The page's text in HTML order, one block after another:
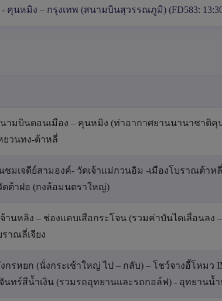
คุนหมิง – กรุงเทพ (สนามบินสุวรรณภูมิ) (FD583: 13:30
ามบินดอนเมือง – คุนหมิง (ท่าอากาศยานนานาชาติคุน
ยวนทง-ต้าหลี่
ชมเจดีย์สามองค์- วัดเจ้าแม่กวนอิม -เมืองโบราณต้าห
ดต้าฝอ (กงล้อมนตราใหญ่)
านหลิง – ช่องแคบเสือกระโจน (รวมค่าบันไดเลื่อนลง
ราณลี่เจียง
กรหยก (นั่งกระเช้าใหญ่ ไป – กลับ) – โชว์จางอี้โหมว
นทร์สีน้ำเงิน (รวมรถอุทยานและรถกอล์ฟ) - อุทยานน้